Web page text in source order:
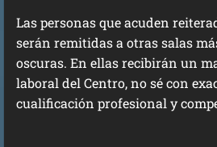
Las personas que acuden
serán remitidas a otras salas
oscuras. En ellas recibirán un
laboral del Centro, no sé con
cualificación profesional y